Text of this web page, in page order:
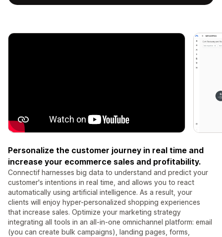
Personalize the customer journey in real time and
increase your ecommerce sales and profitability.
Connectif harnesses big data to understand and predict your
customer's intentions in real time, and allows you to react
automatically using artificial intelligence. As a result, your
clients will enjoy hyper-personalized shopping experiences
that increase sales. Optimize your marketing strategy
integrating all tools in an all-in-one omnichannel platform: email
(you can create bulk campaigns), landing pages, forms,